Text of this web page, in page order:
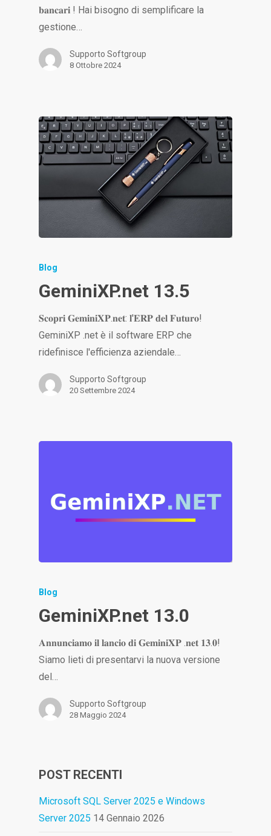
𝐛𝐚𝐧𝐜𝐚𝐫𝐢 ! Hai bisogno di semplificare la
gestione…
Supporto Softgroup
8 Ottobre 2024
Blog
GeminiXP.net 13.5
𝐒𝐜𝐨𝐩𝐫𝐢 𝐆𝐞𝐦𝐢𝐧𝐢𝐗𝐏.𝐧𝐞𝐭: 𝐥'𝐄𝐑𝐏 𝐝𝐞𝐥 𝐅𝐮𝐭𝐮𝐫𝐨!
GeminiXP .net è il software ERP che
ridefinisce l'efficienza aziendale…
Supporto Softgroup
20 Settembre 2024
Blog
GeminiXP.net 13.0
𝐀𝐧𝐧𝐮𝐧𝐜𝐢𝐚𝐦𝐨 𝐢𝐥 𝐥𝐚𝐧𝐜𝐢𝐨 𝐝𝐢 𝐆𝐞𝐦𝐢𝐧𝐢𝐗𝐏 .𝐧𝐞𝐭 𝟏𝟑.𝟎!
Siamo lieti di presentarvi la nuova versione
del…
Supporto Softgroup
28 Maggio 2024
POST RECENTI
Microsoft SQL Server 2025 e Windows
Server 2025 14 Gennaio 2026